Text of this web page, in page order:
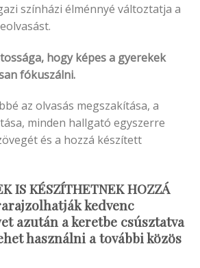
színházi élménnyé változtatja a
hogy képes a gyerekek
fókuszálni.
az olvasás megszakítása, a
minden hallgató egyszerre
és a hozzá készített
IS KÉSZÍTHETNEK HOZZÁ
kedvenc
azután a keretbe csúsztatva
használni a további közös